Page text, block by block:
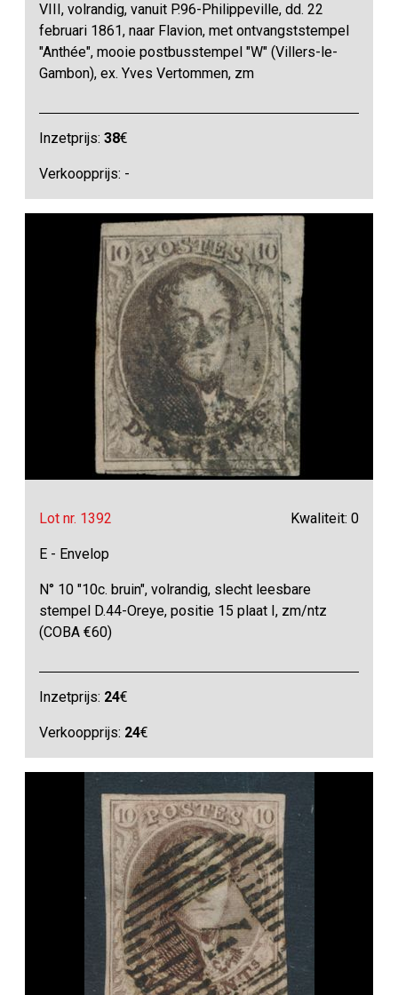
VIII, volrandig, vanuit P.96-Philippeville, dd. 22
februari 1861, naar Flavion, met ontvangststempel
"Anthée", mooie postbusstempel "W" (Villers-le-
Gambon), ex. Yves Vertommen, zm
Inzetprijs:38€
Verkoopprijs: -
Lot nr. 1392 Kwaliteit: 0
E - Envelop
N° 10 "10c. bruin", volrandig, slecht leesbare
stempel D.44-Oreye, positie 15 plaat I, zm/ntz
(COBA €60)
Inzetprijs: 24€
Verkoopprijs: 24€